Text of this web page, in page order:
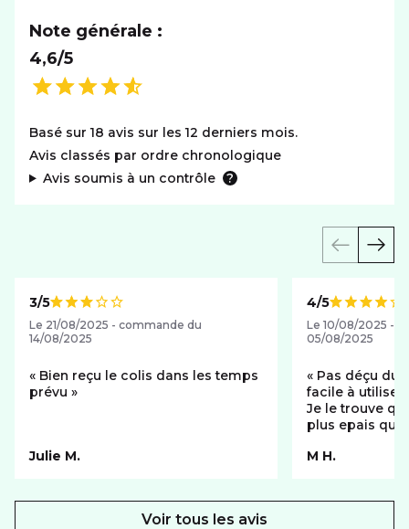
Note générale :
4,6/5
Basé sur 18 avis sur les 12 derniers mois.
Avis classés par ordre chronologique
Avis soumis à un contrôle
Note de
3/5
Le 21/08/2025 - commande du
14/08/2025
Bien reçu le colis dans les temps
prévu
Julie M.
Note de
4/5
Le 10/08/2025 -
05/08/2025
Pas déçu du smartphone, très
facile à utiliser .l'écran est fluide , .
Je le trouve
plus epais que
m'exprimer
M H.
Voir tous les avis